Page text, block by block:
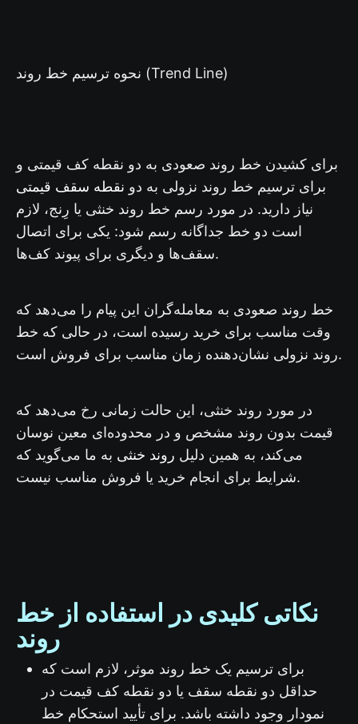
نحوه ترسیم خط روند (Trend Line)
برای کشیدن خط روند صعودی به دو نقطه کف قیمتی و
برای ترسیم خط روند نزولی به دو نقطه سقف قیمتی
نیاز دارید. در مورد رسم خط روند خنثی یا رِنج، لازم
است دو خط جداگانه رسم شود: یکی برای اتصال
سقف‌ها و دیگری برای پیوند کف‌ها.
خط روند صعودی به معامله‌گران این پیام را می‌دهد که
وقت مناسب برای خرید رسیده است، در حالی که خط
روند نزولی نشان‌دهنده زمان مناسب برای فروش است.
در مورد روند خنثی، این حالت زمانی رخ می‌دهد که
قیمت بدون روند مشخص و در محدوده‌ای معین نوسان
می‌کند، به همین دلیل روند خنثی به ما می‌گوید که
شرایط برای انجام خرید یا فروش مناسب نیست.
نکاتی کلیدی در استفاده از خط
روند
برای ترسیم یک خط روند موثر، لازم است که
حداقل دو نقطه سقف یا دو نقطه کف قیمت در
نمودار وجود داشته باشد. برای تأیید استحکام خط